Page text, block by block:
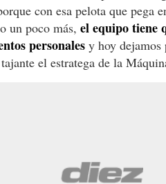
con esa pelota que pega
un poco más, el equipo tiene
personales y hoy dejamos
el estratega de la